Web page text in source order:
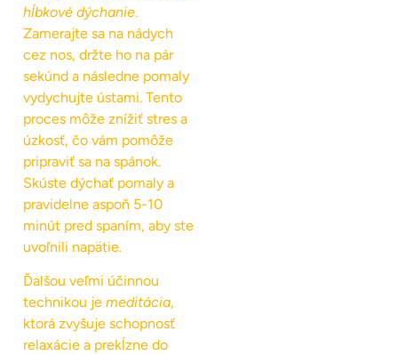
hĺbkové dýchanie.
Zamerajte sa na nádych
cez nos, držte ho na pár
sekúnd a následne pomaly
vydychujte ústami. Tento
proces môže znížiť stres a
úzkosť, čo vám pomôže
pripraviť sa na spánok.
Skúste dýchať pomaly a
pravidelne aspoň 5-10
minút pred spaním, aby ste
uvoľnili napätie.
Ďalšou veľmi účinnou
technikou je meditácia,
ktorá zvyšuje schopnosť
relaxácie a prekĺzne do